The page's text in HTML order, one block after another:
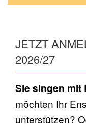
JETZT
2026/27
Sie singen mit
möchten Ihr
unterstützen?